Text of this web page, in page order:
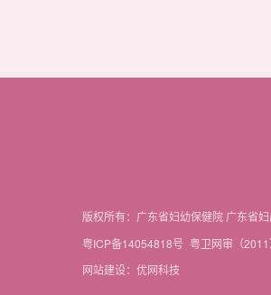
版权所有：广东省妇幼保健院 广东省
粤ICP备14054818号 粤卫网审（
网站建设：优网科技